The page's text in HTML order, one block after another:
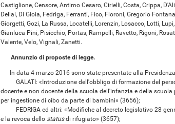
Castiglione, Censore, Antimo Cesaro, Cirielli, Costa, Crippa,
Dellai, Di Gioia, Fedriga, Ferranti, Fico, Fioroni, Gregorio
Giorgetti, Gozi, La Russa, Locatelli, Lorenzin, Losacco, Lotti,
Gianluca Pini, Pisicchio, Portas, Rampelli, Ravetto, Rigoni,
Valente, Velo, Vignali, Zanetti.
Annunzio di proposte di legge.
In data 4 marzo 2016 sono state presentate alla
GALATI: «Introduzione dell'obbligo di formazione del
docente e non docente della scuola dell'infanzia e della
per ingestione di cibo da parte di bambini» (3656);
FEDRIGA ed altri: «Modifiche al decreto legislativo 28
e la revoca dello statusdi rifugiato» (3657);